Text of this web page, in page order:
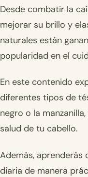
Desde combatir la
mejorar su brillo y
naturales están
popularidad en el
En este contenido
diferentes tipos de
negro o la
salud de tu cabello.
Además, aprenderás
diaria de manera